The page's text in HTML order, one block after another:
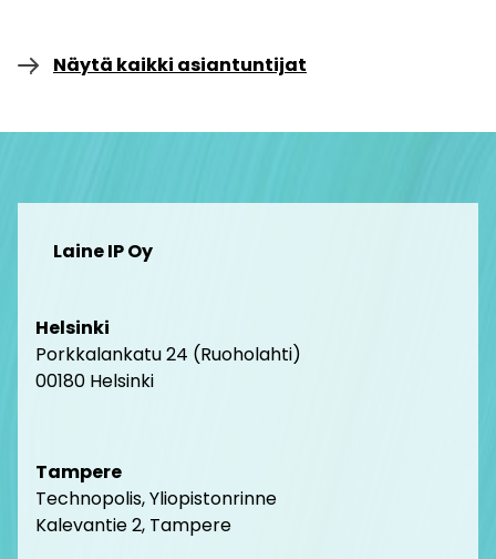
Näytä kaikki asiantuntijat
Laine IP Oy
Helsinki
Porkkalankatu 24 (Ruoholahti)
00180 Helsinki
Tampere
Technopolis, Yliopistonrinne
Kalevantie 2, Tampere